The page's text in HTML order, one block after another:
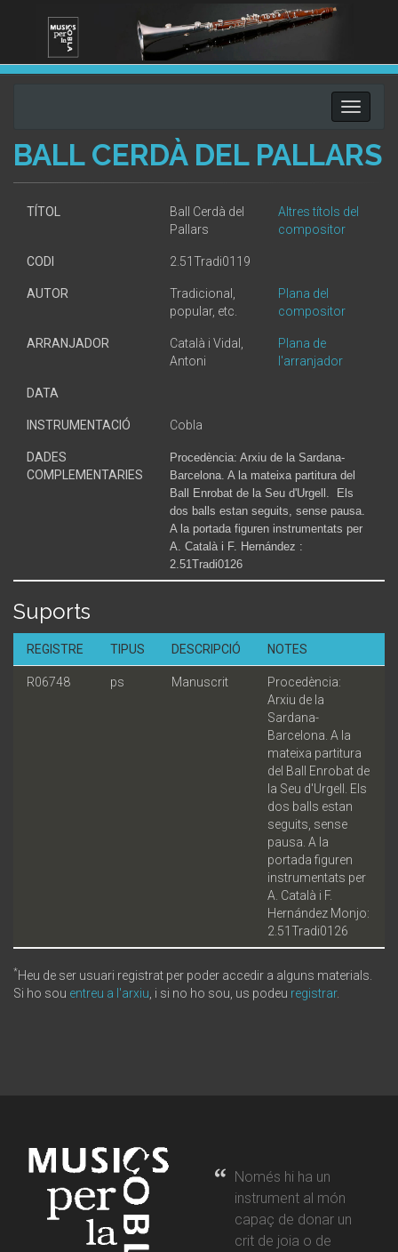
Toggle
BALL CERDÀ DEL PALLARS
TÍTOL
Ball Cerdà del
Pallars
Altres títols del
compositor
CODI 2.51Tradi0119
AUTOR
Tradicional,
popular, etc.
Plana del
compositor
ARRANJADOR
Català i Vidal,
Antoni
Plana de
l'arranjador
DATA
INSTRUMENTACIÓ Cobla
DADES
COMPLEMENTARIES
Procedència: Arxiu de la Sardana-
Barcelona. A la mateixa partitura del
Ball Enrobat de la Seu d'Urgell. Els
dos balls estan seguits, sense pausa.
A la portada figuren instrumentats per
A. Català i F. Hernández :
2.51Tradi0126
Suports
REGISTRE TIPUS DESCRIPCIÓ NOTES
R06748 ps Manuscrit
Procedència:
Arxiu de la
Sardana-
Barcelona. A la
mateixa partitura
del Ball Enrobat de
la Seu d'Urgell. Els
dos balls estan
seguits, sense
pausa. A la
portada figuren
instrumentats per
A. Català i F.
Hernández Monjo:
2.51Tradi0126
*Heu de ser usuari registrat per poder accedir a alguns materials.
Si ho sou entreu a l'arxiu , i si no ho sou, us podeu registrar.
Només hi ha un
instrument al món
capaç de donar un
crit de joia o de